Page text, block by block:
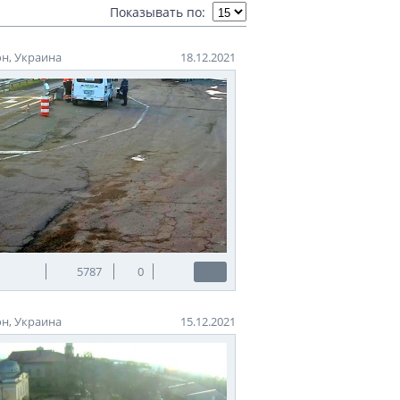
по указу Екатерины II после
первых эскизов был И. П. Мартос.
на одном из пустырей перед
появился Потемкинский
х годах скульптура была
К. Марксу. Однако при
лишь в начале XXI века.
Показывать по:
Украина 18.12.2021
5787 0
Украина 15.12.2021